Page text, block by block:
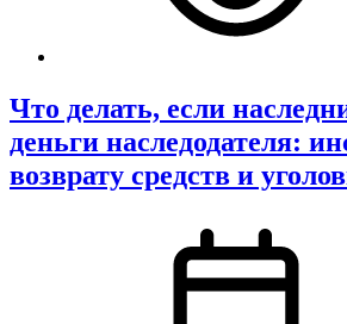
Что делать, если
деньги наследодателя:
возврату средств и